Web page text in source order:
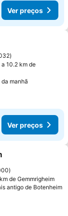
Ver preços
favoritos
10.2 km de
manhã
Ver preços
favoritos
de Gemmrigheim
antigo de Botenheim